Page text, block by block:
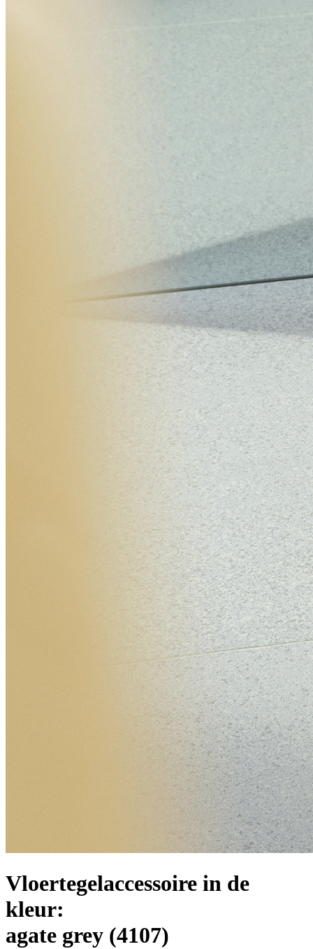
Vloertegelaccessoire in de
kleur:
agate grey (4107)